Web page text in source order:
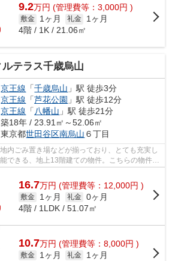
9.2万円 (管理費等：3,000円 )
敷金 1ヶ月 礼金
1ヶ月
4階 / 1K / 21.06㎡
ルテラス千歳烏山
京王線 「千歳烏山 」駅 徒歩3分
京王線 「芦花公園 」駅 徒歩12分
京王線 「 八幡山 」駅 徒歩21分
築18年 / 23.91㎡～52.06㎡
東京都世田谷区南烏山 ６丁目
内ごみ置き場などが揃っており、とても充実し
できる、地上13階建ての物件。こちらの物件で
いいただ...
16.7万円 (管理費等：12,000円 )
敷金 1ヶ月 礼金 0ヶ月
4階 / 1LDK / 51.07㎡
10.7万円 (管理費等：8,000円 )
敷金 1ヶ月 礼金
1ヶ月